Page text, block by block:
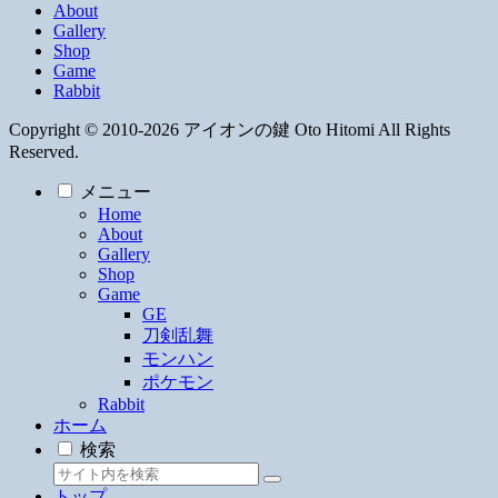
About
Gallery
Shop
Game
Rabbit
Copyright © 2010-2026 アイオンの鍵 Oto Hitomi All Rights
Reserved.
メニュー
Home
About
Gallery
Shop
Game
GE
刀剣乱舞
モンハン
ポケモン
Rabbit
ホーム
検索